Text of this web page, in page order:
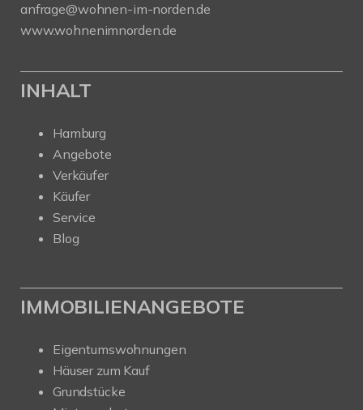
anfrage@wohnen-im-norden.de
www.wohnenimnorden.de
INHALT
Hamburg
Angebote
Verkäufer
Käufer
Service
Blog
IMMOBILIENANGEBOTE
Eigentumswohnungen
Häuser zum Kauf
Grundstücke